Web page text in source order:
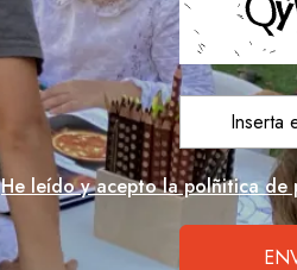
He leído y acepto la polñitica de